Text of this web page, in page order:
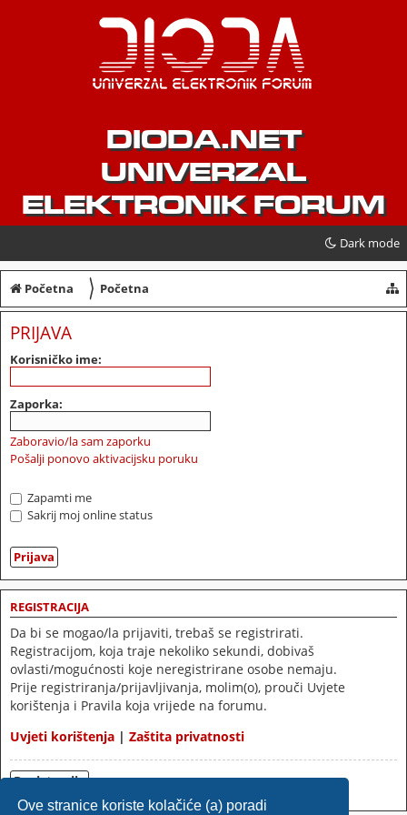
Ove stranice koriste kolačiće (a) poradi
DIODA.NET
UNIVERZAL
ELEKTRONIK FORUM
Dark mode
Početna 〉 Početna
PRIJAVA
Korisničko ime:
Zaporka:
Zaboravio/la sam zaporku
Pošalji ponovo aktivacijsku poruku
Zapamti me
Sakrij moj online status
REGISTRACIJA
Da bi se mogao/la prijaviti, trebaš se registrirati.
Registracijom, koja traje nekoliko sekundi, dobivaš
ovlasti/mogućnosti koje neregistrirane osobe nemaju.
Prije registriranja/prijavljivanja, molim(o), prouči Uvjete
korištenja i Pravila koja vrijede na forumu.
Uvjeti korištenja | Zaštita privatnosti
Registracija